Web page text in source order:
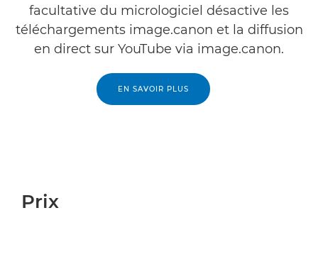
facultative du micrologiciel désactive les
téléchargements image.canon et la diffusion
en direct sur YouTube via image.canon.
EN SAVOIR PLUS
Prix